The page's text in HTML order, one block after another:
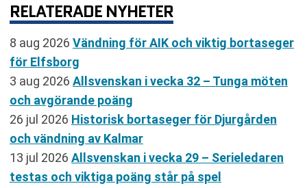
RELATERADE NYHETER
8 aug 2026 Vändning för AIK och viktig bortaseger
för Elfsborg
3 aug 2026 Allsvenskan i vecka 32 – Tunga möten
och avgörande poäng
26 jul 2026 Historisk bortaseger för Djurgården
och vändning av Kalmar
13 jul 2026 Allsvenskan i vecka 29 – Serieledaren
testas och viktiga poäng står på spel